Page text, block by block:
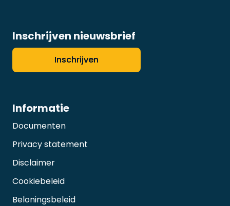
Inschrijven nieuwsbrief
Inschrijven
Informatie
Documenten
Privacy statement
Disclaimer
Cookiebeleid
Beloningsbeleid